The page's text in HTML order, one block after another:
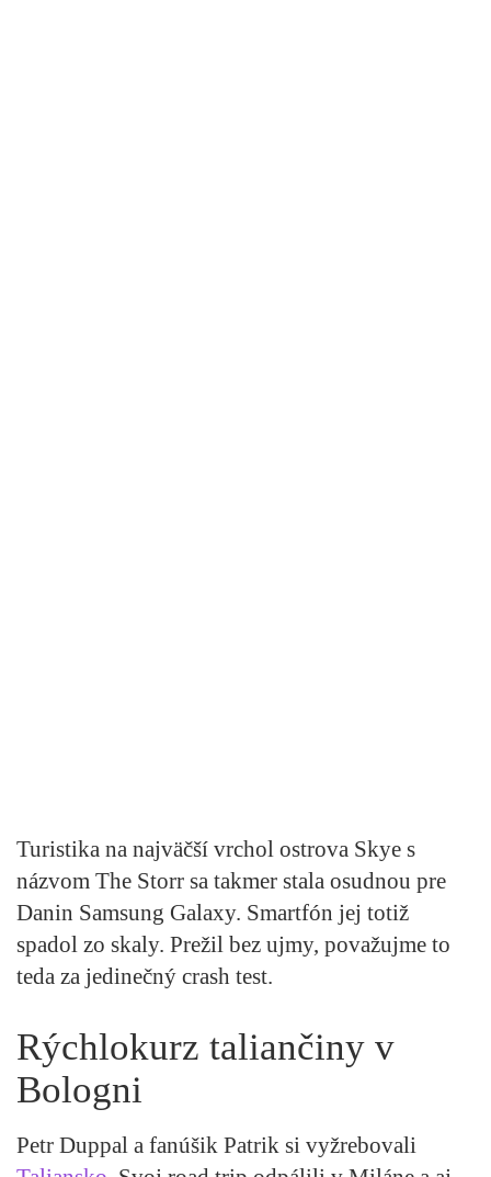
Turistika na najväčší vrchol ostrova Skye s
názvom The Storr sa takmer stala osudnou pre
Danin Samsung Galaxy. Smartfón jej totiž
spadol zo skaly. Prežil bez ujmy, považujme to
teda za jedinečný crash test.
Rýchlokurz taliančiny v
Bologni
Petr Duppal a fanúšik Patrik si vyžrebovali